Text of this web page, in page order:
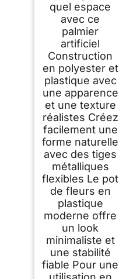
quel espace
avec ce
palmier
artificiel
Construction
en polyester et
plastique avec
une apparence
et une texture
réalistes Créez
facilement une
forme naturelle
avec des tiges
métalliques
flexibles Le pot
de fleurs en
plastique
moderne offre
un look
minimaliste et
une stabilité
fiable Pour une